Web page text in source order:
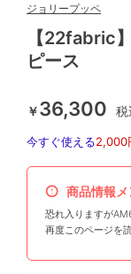
ジョリープッペ
【22fabric
ピース
￥36,300 税
今すぐ使える2,000
商品情報
恐れ入りますが
再度このページを